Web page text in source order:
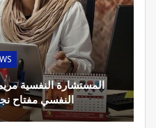
المستشارة النفسية
النفسي مفتاح